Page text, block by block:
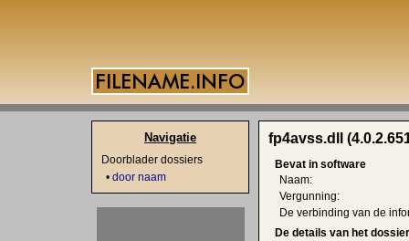
fp4avss.dll
Bevat in software
Naam:
Vergunning:
De verbinding van de
De details van het dossier
Navigatie
Doorblader dossiers
• door naam